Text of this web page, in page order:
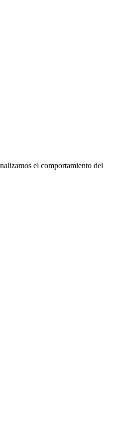
el comportamiento del